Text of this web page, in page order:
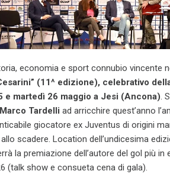
economia e sport connubio vincente
(11^ edizione), celebrativo
e martedì 26 maggio a Jesi (Ancona).
Marco Tardelli ad arricchire quest’anno
giocatore ex Juventus di origini
scadere. Location dell’undicesima
la premiazione dell’autore del gol più
(talk show e consueta cena di gala).